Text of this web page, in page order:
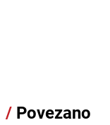
/ Povezano